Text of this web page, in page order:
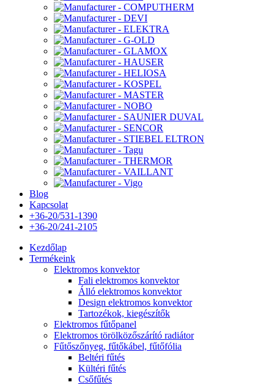
Blog
Kapcsolat
+36-20/531-1390
+36-20/241-2105
Kezdőlap
Termékeink
Elektromos konvektor
Fali elektromos konvektor
Álló elektromos konvektor
Design elektromos konvektor
Tartozékok, kiegészítők
Elektromos fűtőpanel
Elektromos törölközőszárító radiátor
Fűtőszőnyeg, fűtőkábel, fűtőfólia
Beltéri fűtés
Kültéri fűtés
Csőfűtés